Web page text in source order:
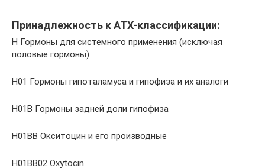
Принадлежность к ATX-классификации:
H Гормоны для системного применения (исключая
половые гормоны)
H01 Гормоны гипоталамуса и гипофиза и их аналоги
H01B Гормоны задней доли гипофиза
H01BB Окситоцин и его производные
H01BB02 Oxytocin